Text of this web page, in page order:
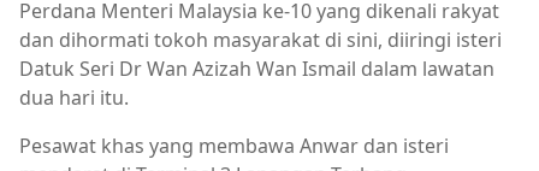
Perdana Menteri Malaysia ke-10 yang dikenali rakyat
dan dihormati tokoh masyarakat di sini, diiringi isteri
Datuk Seri Dr Wan Azizah Wan Ismail dalam lawatan
dua hari itu.
Pesawat khas yang membawa Anwar dan isteri